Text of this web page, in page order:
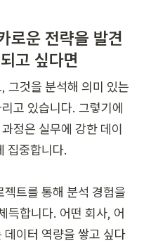
로운 전략을 발견
고 싶다면
그것을 분석해 의미 있는
고 있습니다. 그렇기에
정은 실무에 강한 데이
집중합니다.
트를 통해 분석 경험을
득합니다. 어떤 회사, 어
이터 역량을 쌓고 싶다